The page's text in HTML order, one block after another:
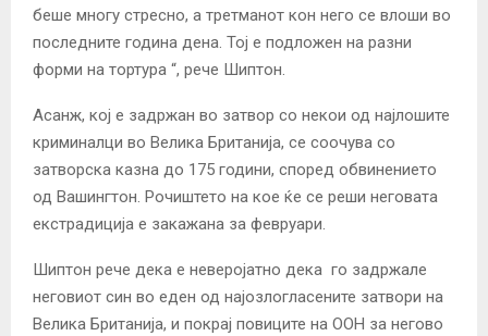
беше многу стресно, а третманот кон него се влоши во
последните година дена. Тој е подложен на разни
форми на тортура “, рече Шиптон.
Асанж, кој е задржан во затвор со некои од најлошите
криминалци во Велика Британија, се соочува со
затворска казна до 175 години, според обвинението
од Вашингтон. Рочиштето на кое ќе се реши неговата
екстрадиција е закажана за февруари.
Шиптон рече дека е неверојатно дека го задржале
неговиот син во еден од најозлогласените затвори на
Велика Британија, и покрај повиците на ООН за негово